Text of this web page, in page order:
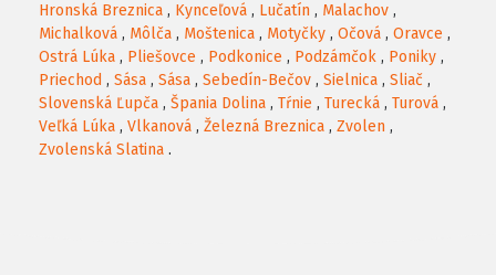
Hronská Breznica , Kynceľová , Lučatín , Malachov ,
Michalková , Môlča , Moštenica , Motyčky , Očová , Oravce ,
Ostrá Lúka , Pliešovce , Podkonice , Podzámčok , Poniky ,
Priechod , Sása , Sása , Sebedín-Bečov , Sielnica , Sliač ,
Slovenská Ľupča , Špania Dolina , Tŕnie , Turecká , Turová ,
Veľká Lúka , Vlkanová , Železná Breznica , Zvolen ,
Zvolenská Slatina .